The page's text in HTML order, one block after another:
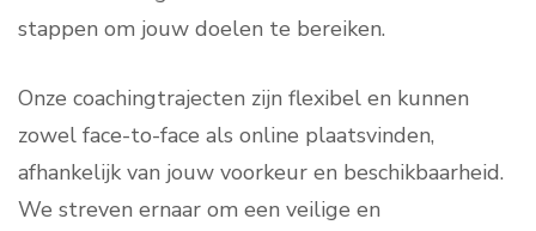
stappen om jouw doelen te bereiken.
Onze coachingtrajecten zijn flexibel en kunnen
zowel face-to-face als online plaatsvinden,
afhankelijk van jouw voorkeur en beschikbaarheid.
We streven ernaar om een veilige en